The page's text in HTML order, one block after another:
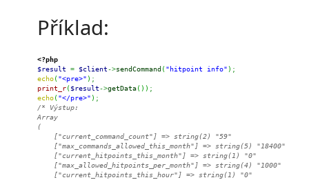
Příklad:
<?php
$result
= $client->sendCommand ("hitpoint info" ) ;
echo("<pre>" ) ;
print_r($result->getData( ) ) ;
echo("</pre>" ) ;
/* Výstup:
Array
(
    ["current_command_count"] => string(2) "59"
    ["max_commands_allowed_this_month"] => string(5) "18400"
    ["current_hitpoints_this_month"] => string(1) "0"
    ["max_allowed_hitpoints_per_month"] => string(4) "1000"
    ["current_hitpoints_this_hour"] => string(1) "0"